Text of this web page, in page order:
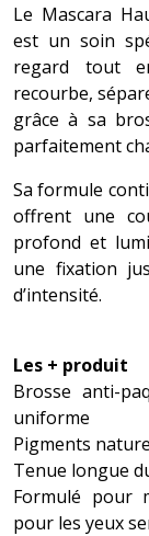
Le Mascara
est un soin
regard tout
recourbe,
grâce à sa
parfaitement
Sa formule
offrent une
profond et
une fixation
d’intensité.
Les + produit
Brosse anti-
uniforme
Pigments
Tenue longue
Formulé pour
pour les yeux